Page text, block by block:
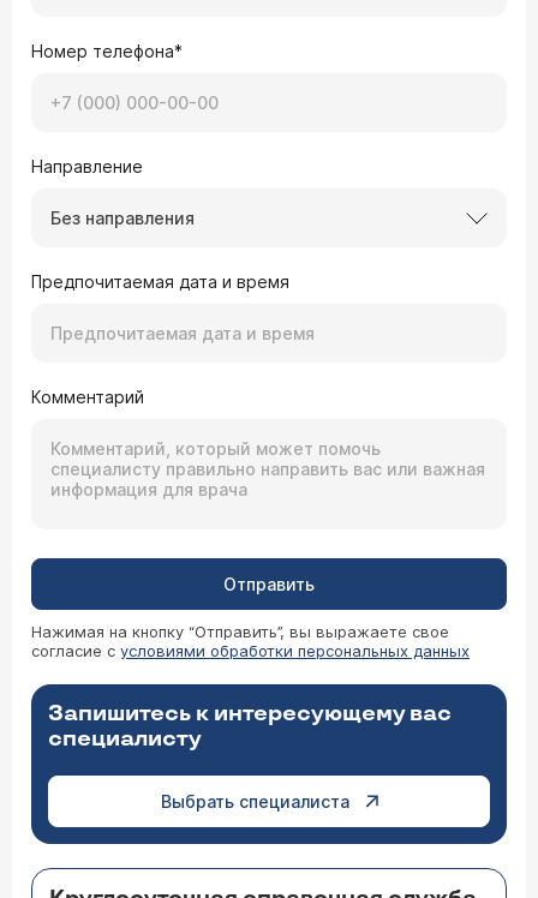
Номер телефона*
Направление
Без направления
Предпочитаемая дата и время
Комментарий
Отправить
Нажимая на кнопку “Отправить”, вы выражаете свое
согласие с условиями обработки персональных данных
Запишитесь к интересующему вас
специалисту
Выбрать специалиста